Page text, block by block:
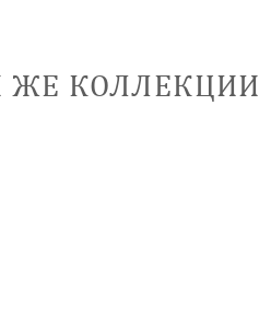
ЖЕ КОЛЛЕКЦИИ